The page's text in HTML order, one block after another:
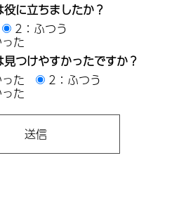
に立ちましたか？
2：ふつう
た
つけやすかったですか？
た
2：ふつう
た